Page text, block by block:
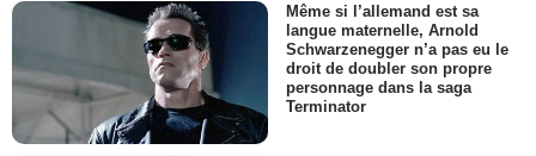
Même si l’allemand est sa
langue maternelle, Arnold
Schwarzenegger n’a pas eu le
droit de doubler son propre
personnage dans la saga
Terminator